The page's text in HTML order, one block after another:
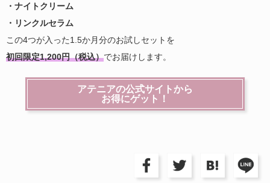
・ナイトクリーム
・リンクルセラム
この4つが入った1.5か月分のお試しセットを
初回限定1,200円（税込）でお届けします。
アテニアの公式サイトから
お得にゲット！